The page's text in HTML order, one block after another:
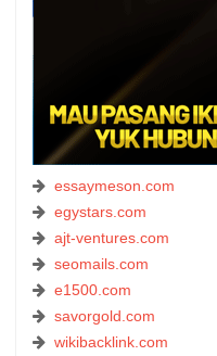
essaymeson.com
egystars.com
ajt-ventures.com
seomails.com
e1500.com
savorgold.com
wikibacklink.com